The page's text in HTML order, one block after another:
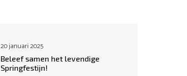
20 januari 2025
Beleef samen het levendige
Springfestijn!